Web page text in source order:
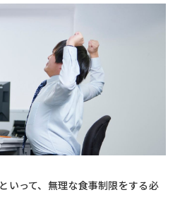
いって、無理な食事制限をする必